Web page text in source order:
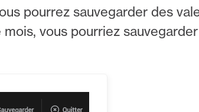
pourrez sauvegarder des
vous pourriez